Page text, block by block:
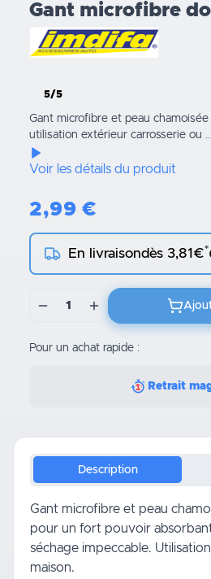
Gant microfibre
5/5
Gant microfibre et peau
utilisation extérieur carrosserie ou
Voir les détails du produit
2,99 €
En livraisondès 3,81€*
1
Pour un achat rapide :
Retrait
Description
Gant microfibre et peau
pour un fort pouvoir
séchage impeccable.
maison.